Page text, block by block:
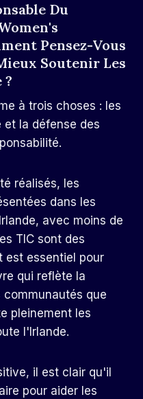
Du
Pensez-Vous
Soutenir Les
?
à trois choses : les
et la défense des
réalisés, les
dans les
avec moins de
TIC sont des
est essentiel pour
qui reflète la
que
pleinement les
l'Irlande.
il est clair qu'il
pour aider les